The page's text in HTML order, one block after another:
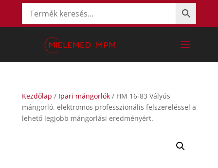
Kezdőlap / Ipari mángorlók/ HM 16-83 Vályús
mángorló, elektromos professzionális felszereléssel a
lehető legjobb mángorlási eredményért.